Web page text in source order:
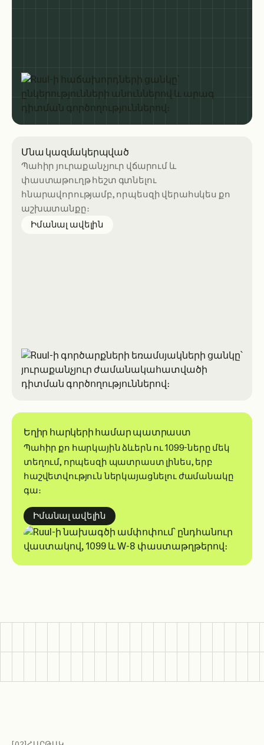
Մնա կազմակերպված
Պահիր յուրաքանչյուր վճարում և
փաստաթուղթ հեշտ գտնելու
հնարավորությամբ, որպեսզի վերահսկես քո
աշխատանքը։
Իմանալ ավելին
Եղիր հարկերի համար պատրաստ
Պահիր քո հարկային ձևերն ու 1099-ները մեկ
տեղում, որպեսզի պատրաստ լինես, երբ
հաշվետվություն ներկայացնելու ժամանակը
գա։
Իմանալ ավելին about getting tax ready